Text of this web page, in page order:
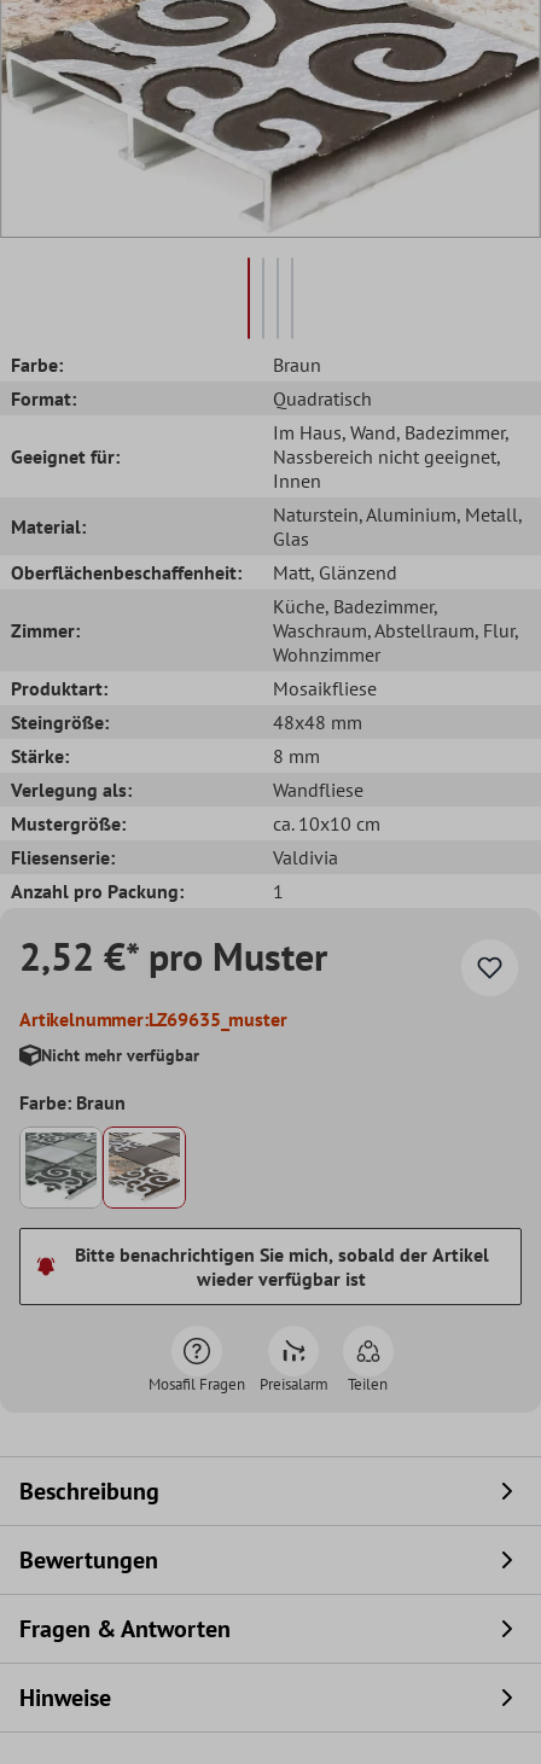
Farbe:
Braun
Format:
Quadratisch
Geeignet für:
Im Haus, Wand, Badezimmer,
Nassbereich nicht geeignet,
Innen
Material:
Naturstein, Aluminium, Metall,
Glas
Oberflächenbeschaffenheit:
Matt, Glänzend
Zimmer:
Küche, Badezimmer,
Waschraum, Abstellraum, Flur,
Wohnzimmer
Produktart:
Mosaikfliese
Steingröße:
48x48 mm
Stärke:
8 mm
Verlegung als:
Wandfliese
Mustergröße:
ca. 10x10 cm
Fliesenserie:
Valdivia
Anzahl pro Packung:
1
2,52 €* pro Muster
Artikelnummer:LZ69635_muster
Nicht mehr verfügbar
Farbe: Braun
Bitte benachrichtigen Sie mich, sobald der Artikel
wieder verfügbar ist
Mosafil Fragen Preisalarm Teilen
Beschreibung
Bewertungen
Fragen & Antworten
Hinweise